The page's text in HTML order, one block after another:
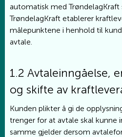
automatisk med
TrøndelagKraft etablerer
målepunktene i henhold til
avtale.
1.2 Avtaleinngåelse,
og skifte av
Kunden plikter å gi de
trenger for at avtale skal kunne
samme gjelder dersom